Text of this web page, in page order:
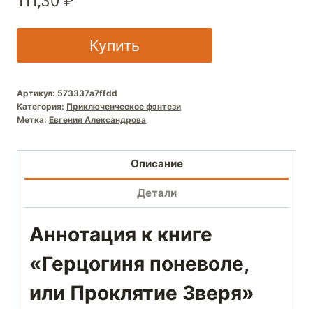
Купить
Артикул: 573337a7ffdd
Категория: Приключенческое фэнтези
Метка: Евгения Александрова
Описание
Детали
Аннотация к книге
«Герцогиня поневоле,
или Проклятие Зверя»